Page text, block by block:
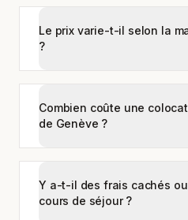
Le prix varie-t-il selon la
?
Combien coûte une
de Genève ?
Y a-t-il des frais cachés
cours de séjour ?